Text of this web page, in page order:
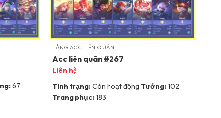
67
TẶNG ACC LIÊN QUÂN
Acc liên quân #267
Liên hệ
Tình trạng:Còn hoạt động Tướng:102
Trang phục:183